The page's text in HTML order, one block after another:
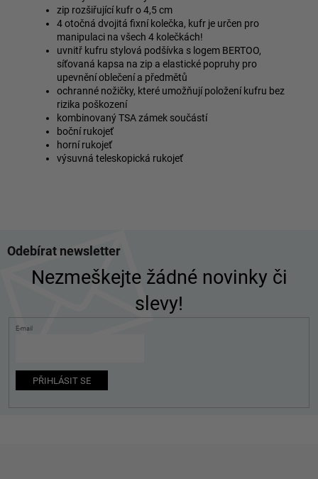
zip rozšiřující kufr o 4,5 cm
4 otočná dvojitá fixní kolečka, kufr je určen pro
manipulaci na všech 4 kolečkách!
uvnitř kufru stylová podšívka s logem BERTOO,
síťovaná kapsa na zip a elastické popruhy pro
upevnění oblečení a předmětů
ochranné nožičky, které umožňují položení kufru bez
rizika poškození
kombinovaný TSA zámek součástí
boční rukojeť
horní rukojeť
výsuvná teleskopická rukojeť
áOdebírat newsletter
Nezmeškejte žádné novinky či
slevy!
E-mail
PŘIHLÁSIT SE